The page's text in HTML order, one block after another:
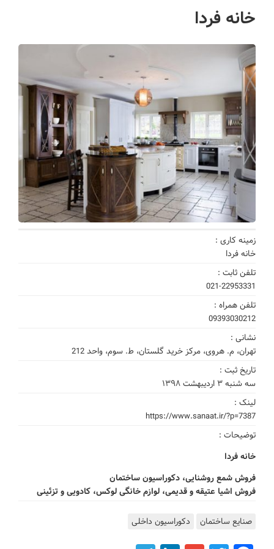
خانه فردا
زمینه کاری :
خانه فردا
تلفن ثابت :
021-22953331
تلفن همراه :
09393030212
نشانی :
تهران، م. هروی، مرکز خرید گلستان، ط. سوم، واحد 212
تاریخ ثبت :
سه شنبه ۳ اردیبهشت ۱۳۹۸
لینک :
https://www.sanaat.ir/?p=7387
توضیحات :
خانه فردا
فروش شمع روشنایی، دکوراسیون ساختمان
فروش اشیا عتیقه و قدیمی، لوازم خانگی لوکس، کادویی و تزئینی
صنایع ساختمان دکوراسیون داخلی